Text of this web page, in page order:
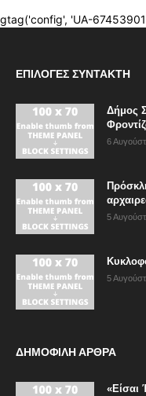
ΕΠΙΛΟΓΈΣ ΣΥΝΤΆΚΤΗ
Δήμος
6
5
5
ΔΗΜΟΦΙΛΗ ΑΡΘΡΑ
«Είσαι